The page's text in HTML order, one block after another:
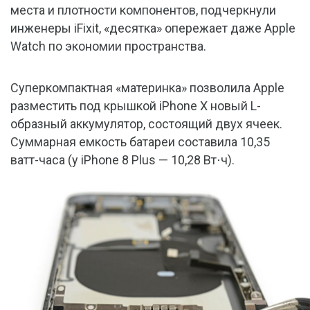
места и плотности компонентов, подчеркнули
инженеры iFixit, «десятка» опережает даже Apple
Watch по экономии пространства.
Суперкомпактная «материнка» позволила Apple
разместить под крышкой iPhone X новый L-
образный аккумулятор, состоящий двух ячеек.
Суммарная емкость батареи составила 10,35
ватт-часа (у iPhone 8 Plus — 10,28 Вт⋅ч).